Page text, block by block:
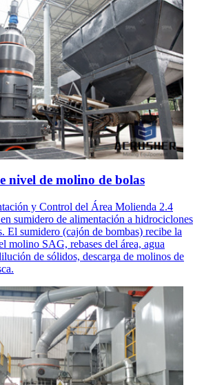
nivel de molino de bolas
y Control del Área Molienda 2.4
sumidero de alimentación a hidrociclones
El sumidero (cajón de bombas) recibe la
molino SAG, rebases del área, agua
de sólidos, descarga de molinos de